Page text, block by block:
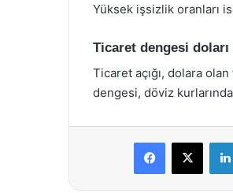
Yüksek işsizlik oranları
Ticaret dengesi
Ticaret açığı, dolara
dengesi, döviz
Facebook
X